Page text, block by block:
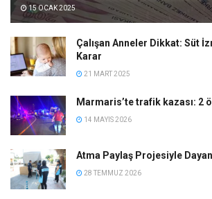
15 OCAK 2025
Çalışan Anneler Dikkat: Süt
Karar
21 MART 2025
Marmaris’te trafik kazası: 2
14 MAYIS 2026
Atma Paylaş Projesiyle
28 TEMMUZ 2026